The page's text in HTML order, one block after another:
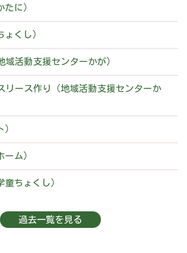
に）
くし）
活動支援センターかが）
ース作り（地域活動支援センターか
ーム）
童ちょくし）
過去一覧を見る